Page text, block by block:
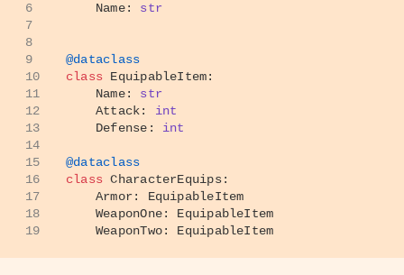
6
7
8
9
10
11
12
13
14
15
16
17
18
19
    Name:
str
@dataclass
class EquipableItem:
    Name:
str
    Attack:
int
    Defense:
int
@dataclass
class CharacterEquips:
    Armor: EquipableItem
    WeaponOne: EquipableItem
    WeaponTwo: EquipableItem